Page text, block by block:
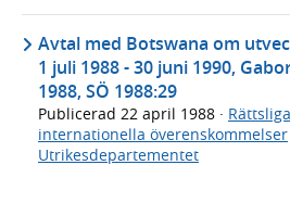
Avtal med Botswana om
1 juli 1988 - 30 juni 1990,
1988, SÖ 1988:29
Publicerad 22 april 1988 ·
internationella överenskommelser
Utrikesdepartementet